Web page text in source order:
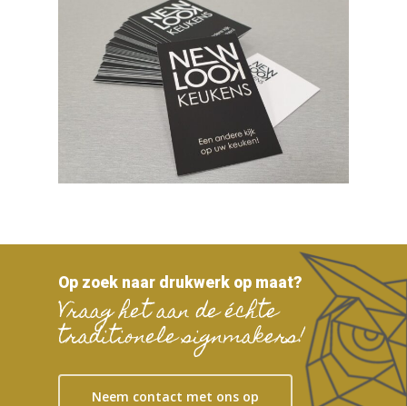
Op zoek naar drukwerk op maat?
Vraag het aan de échte
traditionele signmakers!
Neem contact met ons op